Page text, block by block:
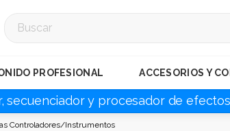
secuenciador y procesador de efectos
PROFESIONAL ACCESORIOS Y
Controladores/Instrumentos